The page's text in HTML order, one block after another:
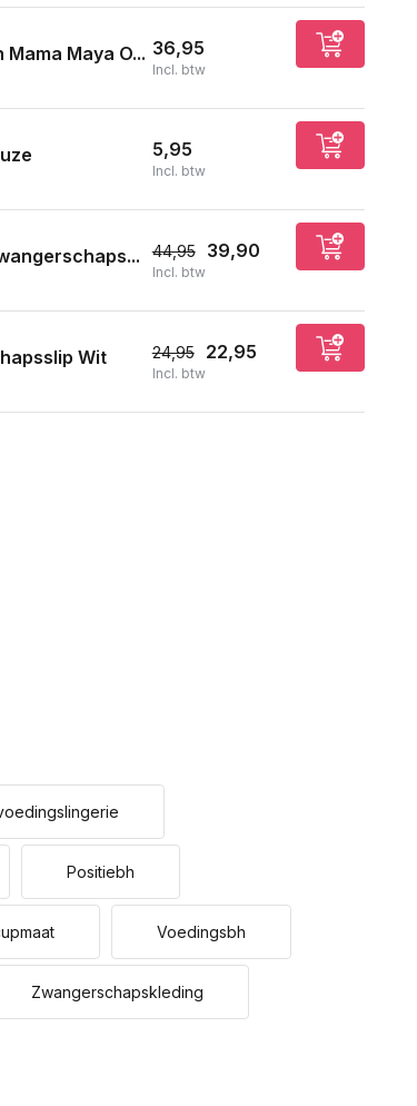
Maya O... 36,95
Incl. btw
5,95
Incl. btw
44,95 39,90
Incl. btw
Wit 24,95 22,95
Incl. btw
Positiebh
Voedingsbh
Zwangerschapskleding